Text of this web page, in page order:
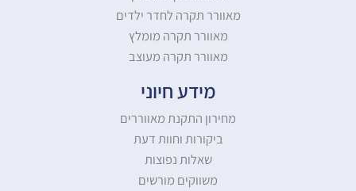
מאוורר תקרה לחדר ילדים
מאוורר תקרה מומלץ
מאוורר תקרה מעוצב
מידע חיוני
מחירון התקנת מאווררים
ביקורות וחוות דעת
שאלות נפוצות
משווקים מורשים